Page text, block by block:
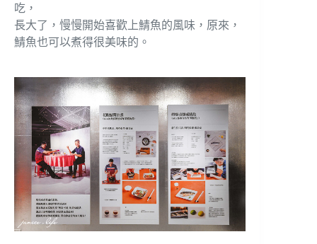
吃，
長大了，慢慢開始喜歡上鯖魚的風味，原來，
鯖魚也可以煮得很美味的。